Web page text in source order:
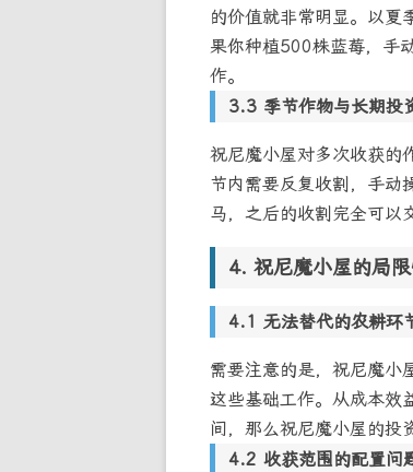
的价值就非常明显。以夏
果你种植500株蓝莓，手
作。
季节作物与长期投
祝尼魔小屋对多次收获的
节内需要反复收割，手动
马，之后的收割完全可以
祝尼魔小屋的局
无法替代的农耕环
需要注意的是，祝尼魔小
这些基础工作。从成本效
间，那么祝尼魔小屋的投
收获范围的配置问